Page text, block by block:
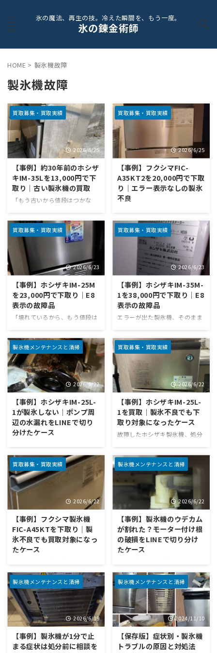
氷の魔法、再生の技。冷えた瞬間を、もう一度。
氷の錬金術師
HOME > 製氷機故障
製氷機故障
買取募集・買取実績
2026/6/25
【事例】約30年前のホシザ
キIM-35Lを13,000円で下
取り｜古い製氷機の買取
「もう古いから値段はつかな
製氷機が古くなって氷ができな
くなると、多くの方はこう考え
ます。年式が古いから処分する
しかない、30年近い製氷機に値
段はつかないだろう、電源は入
るけど氷ができないならもうダ
メだろう——。 たしかに、年式
が古い製氷機は現行機種より査
定が難しくなることがありま
す。ですが、古いから必ず価値
がないわけではありません。 と
性がある場合は、修理・再生・
部品取りの観点から下取り対象
になることがあります。 今回
は、約30年前のホシザキ製氷機
...
買取募集・買取実績
2026/6/25
【事例】フクシマFIC-
A35KT2を20,000円で下取
り｜エラー表示なしの製氷
不良
できない」製氷機こそ、判断が
難しい 製氷機の故障というと、
エラーコードが表示されるイメ
ージがあるかもしれません。で
すが実際には、エラー表示が出
ていないのに氷ができないケー
スもあります。 特に、部品交換
のあとに急に製氷しなくなった
場合は、「取り付けが悪かった
のか」「別の部品が壊れたの
か」「修理か買い替えか」「こ
のか」と、判断に迷いやすいも
のです。 今回は、フクシマガリ
レイの製氷機「FIC-A35KT2」
で、バネを新品交換した翌日に
氷ができなくなったとい ...
買取募集・買取実績
2026/6/23
【事例】ホシザキIM-25M
を23,000円で下取り｜E8
表示の故障品
「壊れているから、もう値段は
エラー表示が出て止まった製氷
機。修理に出すか、処分する
か。多くの方はそこで考えが止
まってしまいます。 特にエラー
が出ていると、「故障品だから
売れない」「処分費を払って引
き取ってもらうしかない」と感
じやすいものです。 ですが、業
務用製氷機は故障していても、
型式や状態によっては下取り・
買取の対象になることがありま
ブアイスメーカー「IM-25M」
で、E8表示が出ている故障品を
下取りした事例です。給排水を
外していただいたうえで ...
買取募集・買取実績
2026/6/23
【事例】ホシザキIM-35M-
1を38,000円で下取り｜E8
表示の故障品
エラーが出た製氷機、そのまま
氷機が突然止まると、店舗営業
に大きな影響が出ます。 昨日ま
では動いていた。 今日になって
急に止まった。 業者に見てもら
ったら、モーター交換が必要と
言われた。 このような状況にな
ると、多くの方が、 「修理費が
高いなら、もう処分するしかな
い」 「故障している製氷機に価
値はないのでは」 と考えてしま
います。 しかし、業務用製氷機
態・故障内容によっては下取り
や買取の対象になる場合があり
ます。 今回は、ホシザキ製氷機
「IM-35M- ...
製氷機メンテナンスと清掃
2026/6/22
【事例】ホシザキIM-25L-
1が製氷しない｜ポンプ周
辺の水漏れをLINEで切り
分けたケース
い。そんなときに見るべき場所
業務用製氷機のトラブルで多い
のが、 「電源は入る」「動いて
いる音もする」のに、氷ができ
ない という症状です。 完全に
止まっているわけではないた
め、原因が分かりにくく、 「冷
えていないのか」 「給水してい
ないのか」 「ポンプが動いてい
ないのか」 「このまま修理すべ
きか、買い替えるべきか」 と迷
は、ホシザキ製氷機「IM-25L-
1」で、氷が生成されないとい
うLINE相談をいただいた事例を
ご紹介します。 最終的には、ポ
ンプ周辺の ...
買取募集・買取実績
2026/6/22
【事例】ホシザキIM-25L-
1を買取｜製氷不良でも下
取り対象になったケース
故障したホシザキ製氷機、処分
食店や店舗で使っていた業務用
製氷機が故障したとき、多くの
方がまず考えるのは「修理する
か」「買い替えるか」です。 そ
して、閉店や買い替えが決まっ
たあとに出てくるのが、 「この
故障した製氷機をどう処分する
か」 という問題です。 業務用
製氷機は重量があり、搬出にも
手間がかかります。 処分業者へ
依頼すれば費用がかかることも
少なくありません。 しかし、故
障して製氷できない状態でも、
型式や状態によっては買 ...
買取募集・買取実績
2026/6/22
【事例】フクシマ製氷機
FIC-A45KTを下取り｜製
氷不良でも買取対象になっ
たケース
そのまま処分していませんか？
業務用製氷機が故障したとき、
多くの店舗様が最初に考えるの
は「修理するか、買い替える
か」です。 そして、買い替えを
決めたあとに出てくるのが、
「古い製氷機をどう処分する
か」 という問題です。 製氷機
はサイズも重さもあるため、処
製氷機メンテナンスと清掃
2026/6/22
【事例】製氷機のウデカム
が割れた？モーター付け根
の破損をLINEで切り分け
たケース
るかも」と思ったら 業務用製氷
機は、飲食店やカフェにとって
毎日の営業を支える大切な設備
です。 そのため、急に異常が出
たり、内部の部品が割れている
ように見えたりすると、 「この
まま使って大丈夫なのか」 「明
日も営業なのに、どうすればい
いのか」 「修理か、買い替え
製氷機メンテナンスと清掃
2026/6/19
【事例】製氷機が1分で止
まる症状は処分前に相談を
製氷機メンテナンスと清掃
2024/11/10
【保存版】症状別・製氷機
トラブルの原因と対処法